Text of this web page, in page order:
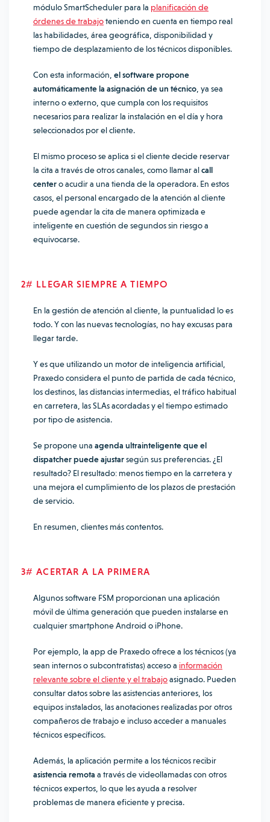
módulo SmartScheduler para la planificación de
órdenes de trabajoteniendo en cuenta en tiempo real
las habilidades, área geográfica, disponibilidad y
tiempo de desplazamiento de los técnicos disponibles.
Con esta información, el software propone
automáticamente la asignación de un técnico , ya sea
interno o externo, que cumpla con los requisitos
necesarios para realizar la instalación en el día y hora
seleccionados por el cliente.
El mismo proceso se aplica si el cliente decide reservar
la cita a través de otros canales, como llamar alcall
centero acudir a una tienda de la operadora. En estos
casos, el personal encargado de la atención al cliente
puede agendar la cita de manera optimizada e
inteligente en cuestión de segundos sin riesgo a
equivocarse.
2# LLEGAR SIEMPRE A TIEMPO
En la gestión de atención al cliente, la puntualidad lo es
todo. Y con las nuevas tecnologías, no hay excusas para
llegar tarde.
Y es que utilizando un motor de inteligencia artificial,
Praxedo considera el punto de partida de cada técnico,
los destinos, las distancias intermedias, el tráfico habitual
en carretera, las SLAs acordadas y el tiempo estimado
por tipo de asistencia.
Se propone una agenda ultrainteligente que el
dispatcher puede ajustarsegún sus preferencias. ¿El
resultado? El resultado: menos tiempo en la carretera y
una mejora el cumplimiento de los plazos de prestación
de servicio.
En resumen, clientes más contentos.
3# ACERTAR A LA PRIMERA
Algunos software FSM proporcionan una aplicación
móvil de última generación que pueden instalarse en
cualquier smartphone Android o iPhone.
Por ejemplo, la app de Praxedo ofrece a los técnicos (ya
sean internos o subcontratistas) acceso a información
relevante sobre el cliente y el trabajoasignado. Pueden
consultar datos sobre las asistencias anteriores, los
equipos instalados, las anotaciones realizadas por otros
compañeros de trabajo e incluso acceder a manuales
técnicos específicos.
Además, la aplicación permite a los técnicos recibir
asistencia remota a través de videollamadas con otros
técnicos expertos, lo que les ayuda a resolver
problemas de manera eficiente y precisa.